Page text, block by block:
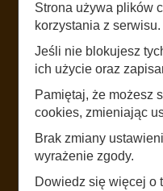
Strona używa plików
korzystania z serwisu.
Jeśli nie blokujesz
ich użycie oraz
Pamiętaj, że możesz
cookies, zmieniając
Brak zmiany
wyrażenie zgody.
Dowiedz się więcej o